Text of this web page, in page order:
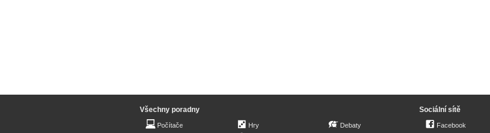
Všechny poradny
Počítače Hry Debaty
Sociální sítě
Facebook